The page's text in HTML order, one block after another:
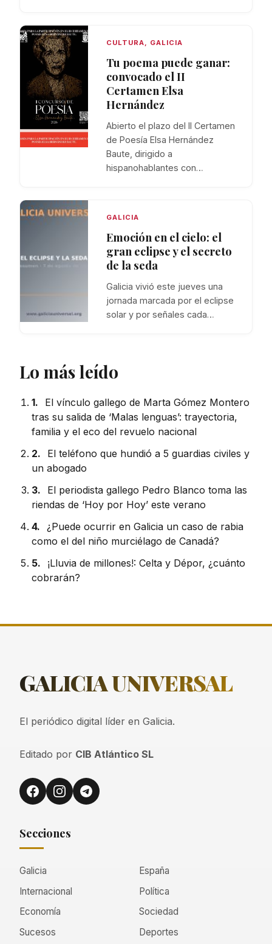
CULTURA, GALICIA
Tu poema puede ganar:
convocado el II
Certamen Elsa
Hernández
Abierto el plazo del II Certamen
de Poesía Elsa Hernández
Baute, dirigido a
hispanohablantes con…
GALICIA
Emoción en el cielo: el
gran eclipse y el secreto
de la seda
Galicia vivió este jueves una
jornada marcada por el eclipse
solar y por señales cada…
Lo más leído
1.
El vínculo gallego de Marta Gómez Montero
tras su salida de ‘Malas lenguas’: trayectoria,
familia y el eco del revuelo nacional
2.
El teléfono que hundió a 5 guardias civiles y
un abogado
3.
El periodista gallego Pedro Blanco toma las
riendas de ‘Hoy por Hoy’ este verano
4.
¿Puede ocurrir en Galicia un caso de rabia
como el del niño murciélago de Canadá?
5.
¡Lluvia de millones!: Celta y Dépor, ¿cuánto
cobrarán?
GALICIAUNIVERSAL
El periódico digital líder en Galicia.
Editado por CIB Atlántico SL
Secciones
Galicia
España
Internacional
Política
Economía
Sociedad
Sucesos
Deportes